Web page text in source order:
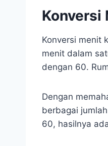
Konversi
Konversi menit
menit dalam
dengan 60.
Dengan
berbagai
60, hasilnya